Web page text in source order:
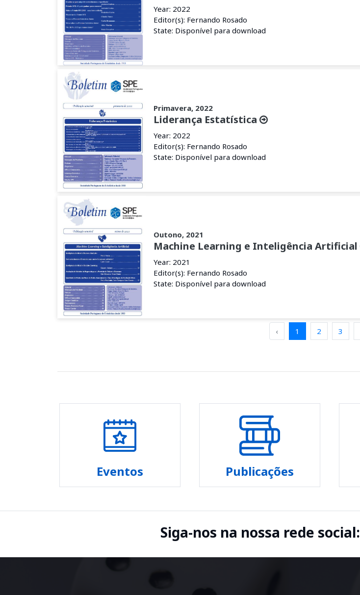
Year: 2022
Editor(s): Fernando Rosado
State: Disponível para download
Primavera, 2022
Liderança Estatística
Year: 2022
Editor(s): Fernando Rosado
State: Disponível para download
Outono, 2021
Machine Learning e Inteligência Artificial
Year: 2021
Editor(s): Fernando Rosado
State: Disponível para download
‹ 1 2 3
Eventos Publicações
Siga-nos na nossa rede social: